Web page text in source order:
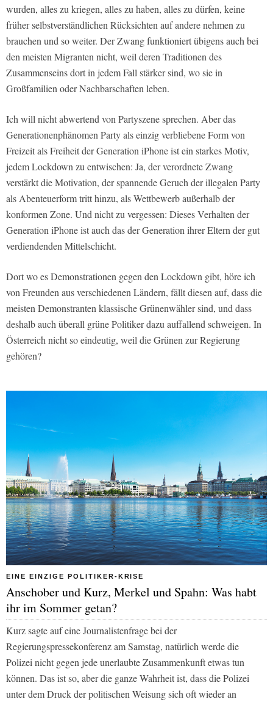
wurden, alles zu kriegen, alles zu haben, alles zu dürfen, keine
früher selbstverständlichen Rücksichten auf andere nehmen zu
brauchen und so weiter. Der Zwang funktioniert übigens auch bei
den meisten Migranten nicht, weil deren Traditionen des
Zusammenseins dort in jedem Fall stärker sind, wo sie in
Großfamilien oder Nachbarschaften leben.
Ich will nicht abwertend von Partyszene sprechen. Aber das
Generationenphänomen Party als einzig verbliebene Form von
Freizeit als Freiheit der Generation iPhone ist ein starkes Motiv,
jedem Lockdown zu entwischen: Ja, der verordnete Zwang
verstärkt die Motivation, der spannende Geruch der illegalen Party
als Abenteuerform tritt hinzu, als Wettbewerb außerhalb der
konformen Zone. Und nicht zu vergessen: Dieses Verhalten der
Generation iPhone ist auch das der Generation ihrer Eltern der gut
verdiendenden Mittelschicht.
Dort wo es Demonstrationen gegen den Lockdown gibt, höre ich
von Freunden aus verschiedenen Ländern, fällt diesen auf, dass die
meisten Demonstranten klassische Grünenwähler sind, und dass
deshalb auch überall grüne Politiker dazu auffallend schweigen. In
Österreich nicht so eindeutig, weil die Grünen zur Regierung
gehören?
EINE EINZIGE POLITIKER-KRISE
Anschober und Kurz, Merkel und Spahn: Was habt
ihr im Sommer getan?
Kurz sagte auf eine Journalistenfrage bei der
Regierungspressekonferenz am Samstag, natürlich werde die
Polizei nicht gegen jede unerlaubte Zusammenkunft etwas tun
können. Das ist so, aber die ganze Wahrheit ist, dass die Polizei
unter dem Druck der politischen Weisung sich oft wieder an